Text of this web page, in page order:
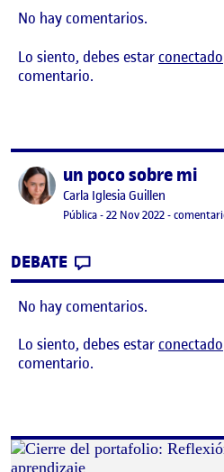
No hay comentarios.
Lo siento, debes estarconectado
comentario.
Publicado porun poco sobre mi
Publicado por
Carla Iglesia Guillen
Visibilidad:
Pública-Fecha de publicación
22 Nov 202216 enero,
-
DEBATE
No hay comentarios.
Lo siento, debes estarconectado
comentario.